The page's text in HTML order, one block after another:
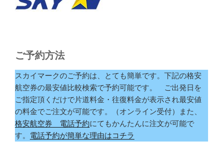
ご予約方法
スカイマークのご予約は、とても簡単です。下記の格安
航空券の最安値比較検索で予約可能です。 ご出発日を
ご指定頂くだけで片道料金・往復料金が表示され最安値
の料金でご注文が可能です。（オンライン受付）また、
格安航空券 電話予約にてもかんたんに注文が可能で
す。 電話予約が簡単な理由はコチラ